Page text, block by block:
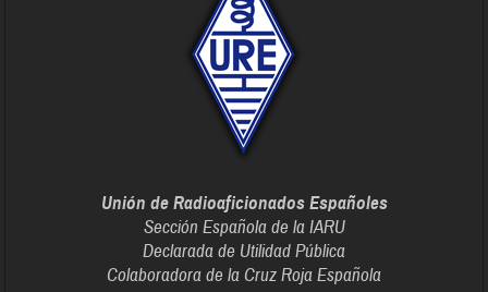
Unión de Radioaficionados Españoles
Sección Española de la IARU
Declarada de Utilidad Pública
Colaboradora de la Cruz Roja Española